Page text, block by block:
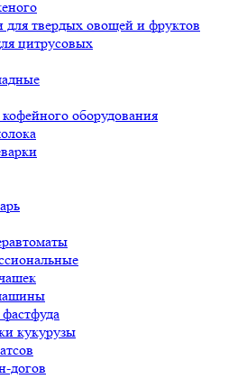
твердых овощей и фруктов
цитрусовых
оборудования
кукурузы
догов